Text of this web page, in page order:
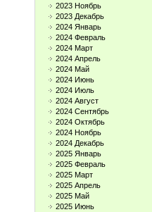
2023 Ноябрь
2023 Декабрь
2024 Январь
2024 Февраль
2024 Март
2024 Апрель
2024 Май
2024 Июнь
2024 Июль
2024 Август
2024 Сентябрь
2024 Октябрь
2024 Ноябрь
2024 Декабрь
2025 Январь
2025 Февраль
2025 Март
2025 Апрель
2025 Май
2025 Июнь